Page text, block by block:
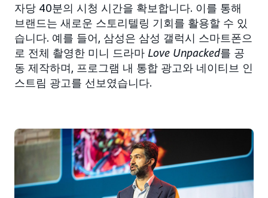
자당 40분의 시청 시간을 확보합니다. 이를 통해
브랜드는 새로운 스토리텔링 기회를 활용할 수 있
습니다. 예를 들어, 삼성은 삼성 갤럭시 스마트폰으
로 전체 촬영한 미니 드라마 Love Unpacked를 공
동 제작하며, 프로그램 내 통합 광고와 네이티브 인
스트림 광고를 선보였습니다.